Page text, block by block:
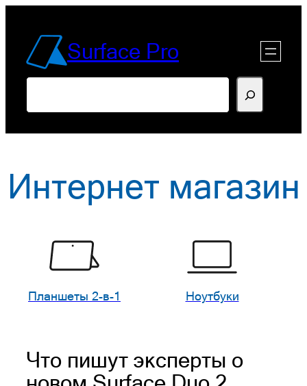
содержимомуSurface Pro
Интернет магазин
Планшеты 2-в-1 Ноутбуки
Что пишут эксперты о